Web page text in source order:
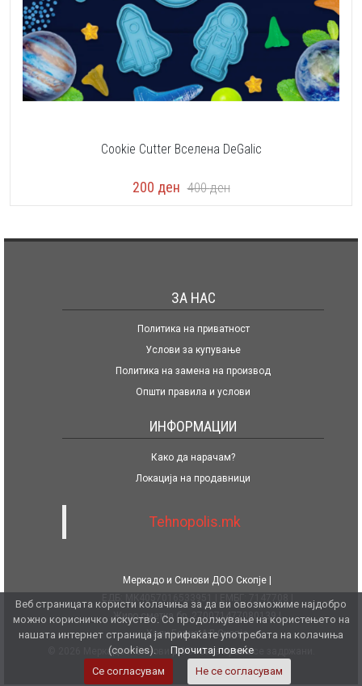
Cookie Cutter Вселена DeGalic
200 ден 400ден
ЗА НАС
Политика на приватност
Услови за купување
Политика на замена на производ
Општи правила и услови
ИНФОРМАЦИИ
Како да нарачам?
Локација на продавници
Tehnopolis.mk
Меркадо и Синови ДОО Скопје
Жиро сметка бр. 270071477080139
Халк Банка АД Скопје
© 2026 Меркадо и Синови ДОО. Сите права се задржани.
Веб страницата користи колачиња за да ви овозможиме најдобро
можно корисничко искуство. Со продолжување на користењето на
нашата интернет страница ја прифаќате употребата на колачиња
(cookies).
Прочитај повеќе
Се согласувам
Не се согласувам